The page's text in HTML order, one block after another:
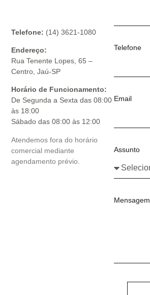
Telefone: (14) 3621-1080
Endereço:
Rua Tenente Lopes, 65 –
Centro, Jaú-SP
Horário de Funcionamento:
De Segunda a Sexta das 08:00
às 18:00
Sábado das 08:00 às 12:00
Atendemos fora do horário
comercial mediante
agendamento prévio.
Telefone
Email
Assunto
Mensagem